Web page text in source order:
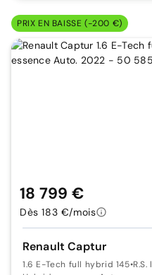
PRIX EN BAISSE (-200 €)
Renault Captur
1.6 E-Tech full hybrid 145•R.S.
18 799 €
Dès 183 €/mois